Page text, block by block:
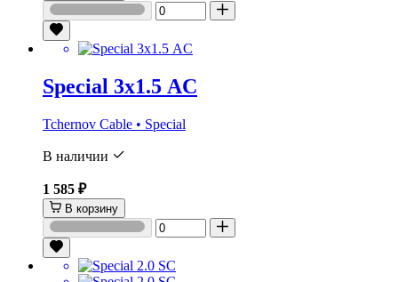
Special 3х1.5 AC
Tchernov Cable • Special
В наличии
1 585 ₽
В корзину